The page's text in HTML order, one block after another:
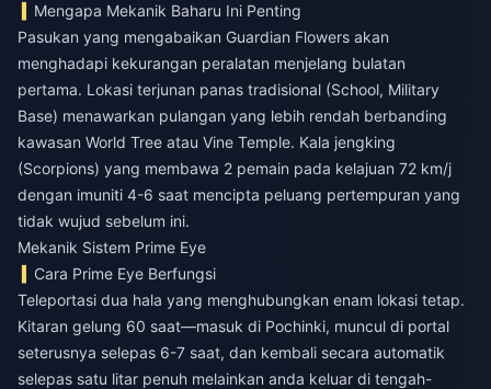
Mengapa Mekanik Baharu Ini Penting
Pasukan yang mengabaikan Guardian Flowers akan
menghadapi kekurangan peralatan menjelang bulatan
pertama. Lokasi terjunan panas tradisional (School, Military
Base) menawarkan pulangan yang lebih rendah berbanding
kawasan World Tree atau Vine Temple. Kala jengking
(Scorpions) yang membawa 2 pemain pada kelajuan 72 km/j
dengan imuniti 4-6 saat mencipta peluang pertempuran yang
tidak wujud sebelum ini.
Mekanik Sistem Prime Eye
Cara Prime Eye Berfungsi
Teleportasi dua hala yang menghubungkan enam lokasi tetap.
Kitaran gelung 60 saat—masuk di Pochinki, muncul di portal
seterusnya selepas 6-7 saat, dan kembali secara automatik
selepas satu litar penuh melainkan anda keluar di tengah-